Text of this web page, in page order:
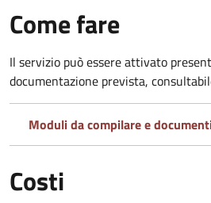
Come fare
Il servizio può essere attivato
documentazione prevista,
Moduli da compilare e
Costi